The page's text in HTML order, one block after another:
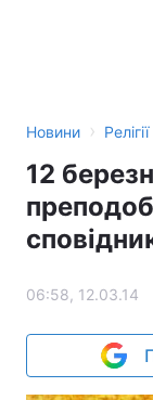
Новини › Релігії
12
06:58, 12.03.14